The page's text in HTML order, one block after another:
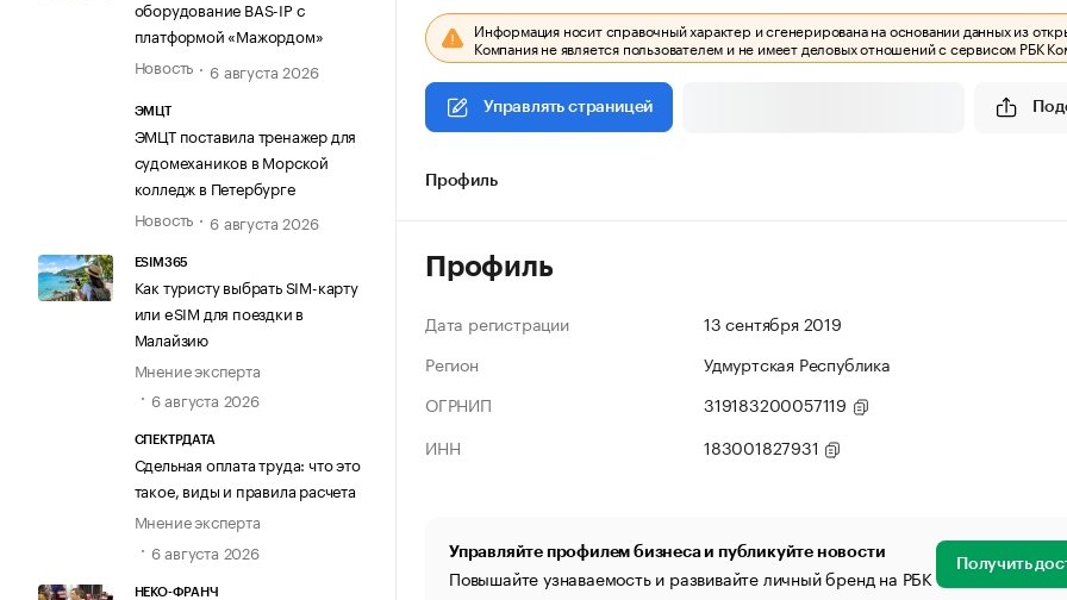
оборудование BAS-IP с
платформой «Мажордом»
Новость
6 августа 2026
ЭМЦТ
ЭМЦТ поставила тренажер для
судомехаников в Морской
колледж в Петербурге
Новость
6 августа 2026
ESIM365
Как туристу выбрать SIM-карту
или eSIM для поездки в
Малайзию
Мнение эксперта
6 августа 2026
СПЕКТРДАТА
Сдельная оплата труда: что это
такое, виды и правила расчета
Мнение эксперта
6 августа 2026
НЕКО-ФРАНЧ
Информация носит справочный характер и сгенерирована на основании данных из
Компания не является пользователем и не имеет деловых отношений с сервисом РБК
Управлять страницей
Профиль
Профиль
Дата регистрации
13 сентября 2019
Регион
Удмуртская Республика
ОГРНИП
319183200057119
ИНН
183001827931
Управляйте профилем бизнеса и публикуйте новости
Повышайте узнаваемость и развивайте личный бренд на РБК Получить